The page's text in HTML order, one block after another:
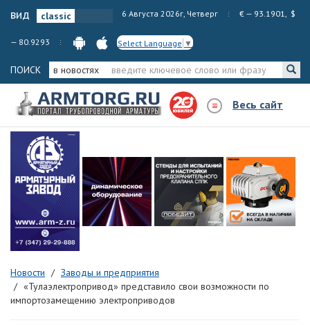
вид 6 Августа 2026г, Четверг € — 93.1901, $
— 80.9293 Select Language ▼
ПОИСК в новостях
Весь сайт
Новости
Заводы и предприятия
«Тулаэлектропривод» представило свои возможности по
импортозамещению электроприводов